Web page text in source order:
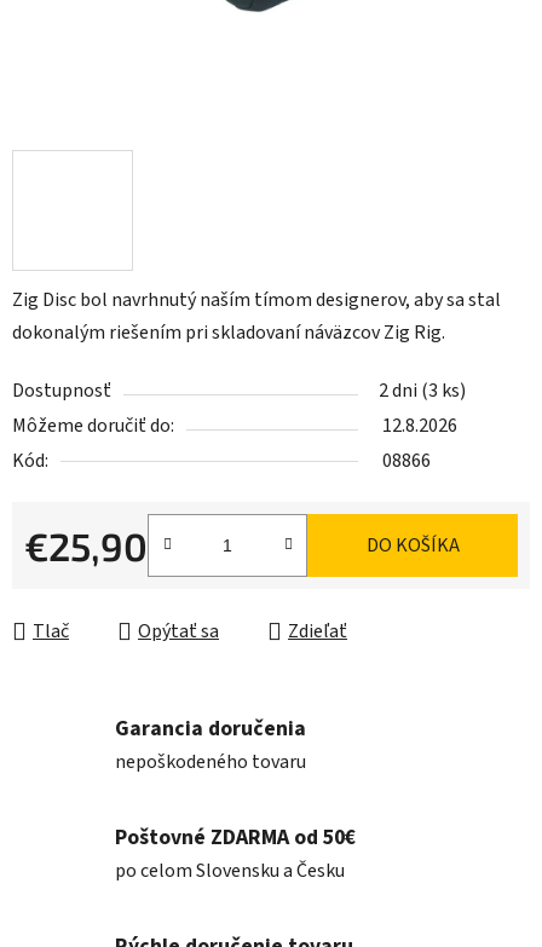
Zig Disc bol navrhnutý naším tímom designerov, aby sa stal
dokonalým riešením pri skladovaní náväzcov Zig Rig.
Dostupnosť 2 dni (3 ks)
Môžeme doručiť do:
12.8.2026
Kód:
08866
€25,90
Jednotková cena:
DO KOŠÍKA
Tlač Opýtať sa Zdieľať
Garancia doručenia
nepoškodeného tovaru
Poštovné ZDARMA od 50€
po celom Slovensku a Česku